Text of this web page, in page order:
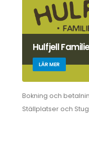
Hulfjell
LÄR MER
Bokning och
Ställplatser och